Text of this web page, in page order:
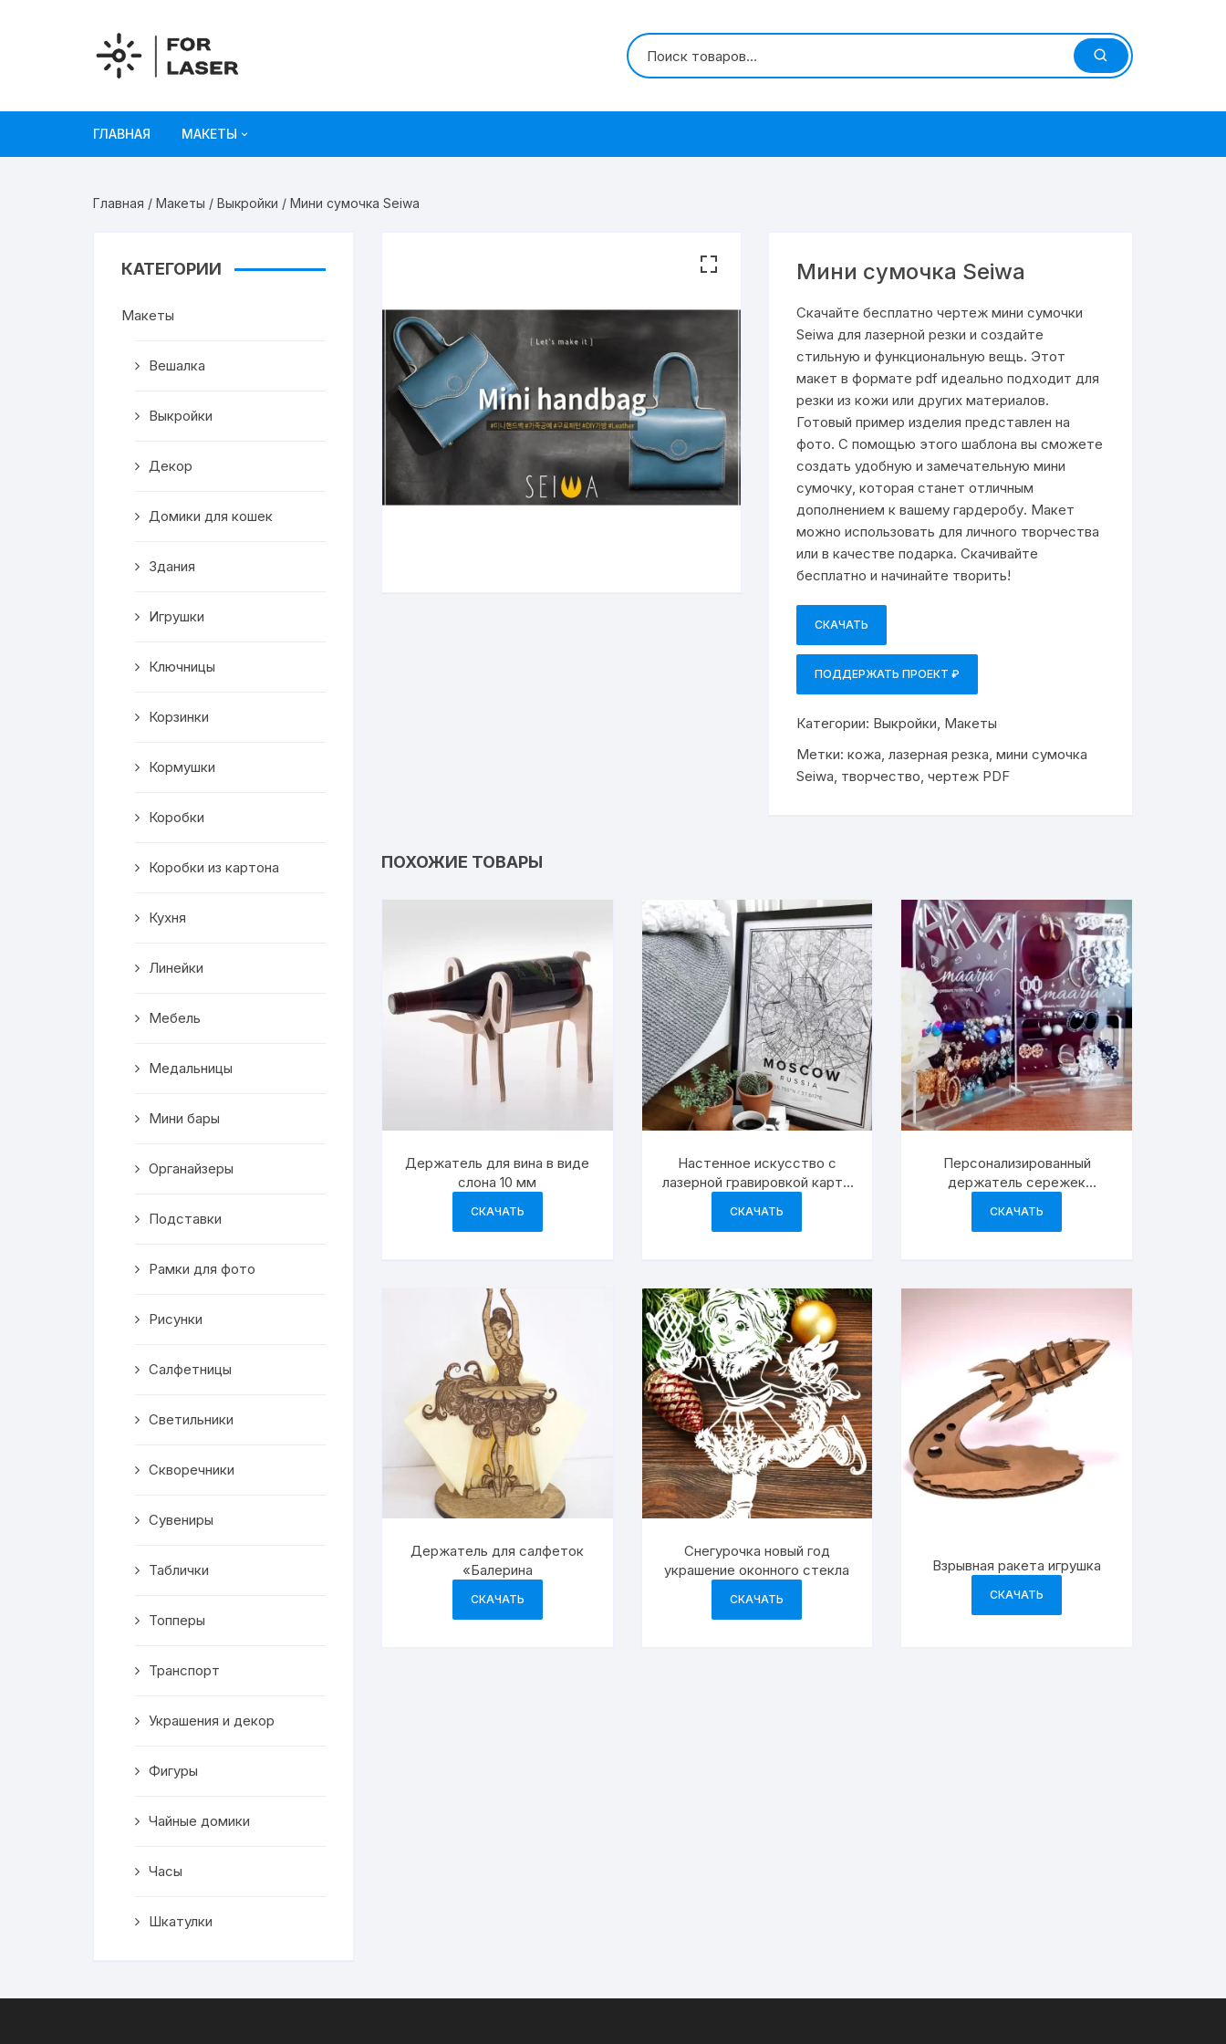
ГЛАВНАЯ МАКЕТЫ
Игрушки
Рамки для фото
Светильники
Подставки
Мини бары
Транспорт
Скворечники
Кормушки
Линейки
Рисунки
Чай
Главная / Макеты / Выкройки / Мини сумочка Seiwa
Мини сумочка Seiwa
Скачайте бесплатно чертеж мини сумочки
Seiwa для лазерной резки и создайте
стильную и функциональную вещь. Этот
макет в формате pdf идеально подходит для
резки из кожи или других материалов.
Готовый пример изделия представлен на
фото. С помощью этого шаблона вы сможете
создать удобную и замечательную мини
сумочку, которая станет отличным
дополнением к вашему гардеробу. Макет
можно использовать для личного творчества
или в качестве подарка. Скачивайте
бесплатно и начинайте творить!
СКАЧАТЬ
ПОДДЕРЖАТЬ ПРОЕКТ ₽
Категории: Выкройки, Макеты
Метки:кожа,лазерная резка,мини сумочка
Seiwa, творчество,чертеж PDF
ПОХОЖИЕ ТОВАРЫ
Держатель для вина в виде
слона 10 мм
СКАЧАТЬ
Настенное искусство с
лазерной гравировкой карты
СКАЧАТЬ
Персонализированный
держатель сережек
демонстрации ювелирных
СКАЧАТЬ
Держатель для салфеток
«Балерина
СКАЧАТЬ
Снегурочка новый год
украшение оконного стекла
СКАЧАТЬ
Взрывная ракета игрушка
СКАЧАТЬ
КАТЕГОРИИ
Макеты
Вешалка
Выкройки
Декор
Домики для кошек
Здания
Игрушки
Ключницы
Корзинки
Кормушки
Коробки
Коробки из картона
Кухня
Линейки
Мебель
Медальницы
Мини бары
Органайзеры
Подставки
Рамки для фото
Рисунки
Салфетницы
Светильники
Скворечники
Сувениры
Таблички
Топперы
Транспорт
Украшения и декор
Фигуры
Чайные домики
Часы
Шкатулки